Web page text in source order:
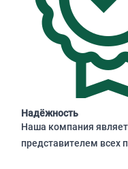
Надёжность
Наша компания
представителем всех